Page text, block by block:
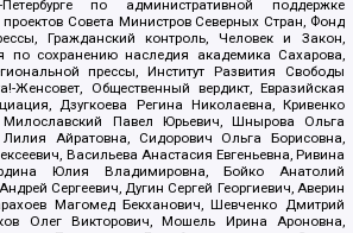
по административной поддержке
Совета Министров Северных Стран, Фонд
Гражданский контроль, Человек и Закон,
по сохранению наследия академика Сахарова,
прессы, Институт Развития Свободы
Женсовет, Общественный вердикт, Евразийская
Дзугкоева Регина Николаевна, Кривенко
Милославский Павел Юрьевич, Шнырова Ольга
Айратовна, Сидорович Ольга Борисовна,
Васильева Анастасия Евгеньевна, Ривина
Юлия Владимировна, Бойко Анатолий
Сергеевич, Дугин Сергей Георгиевич, Аверин
Магомед Бекханович, Шевченко Дмитрий
Олег Викторович, Мошель Ирина Ароновна,